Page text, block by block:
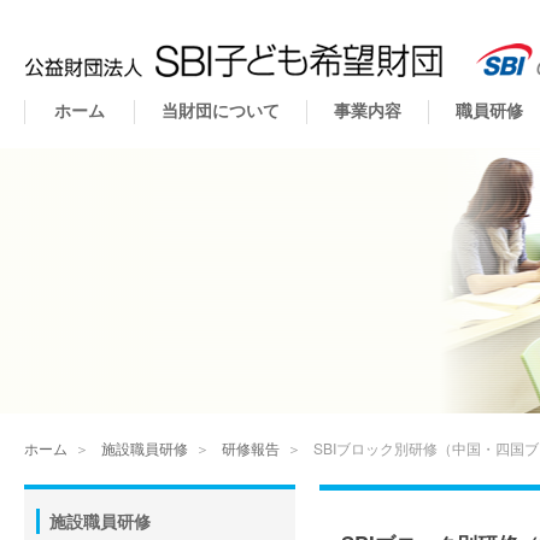
ホーム 当財団について 事業内容 職員研修
ホーム ＞ 施設職員研修 ＞ 研修報告 ＞ SBIブロック別研修（中国・四国
施設職員研修